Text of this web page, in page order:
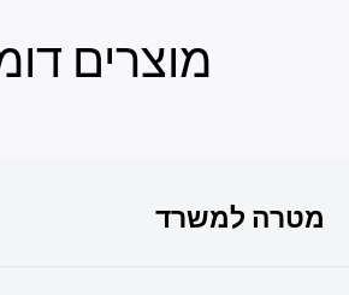
מוצרים
מטרה למשרד